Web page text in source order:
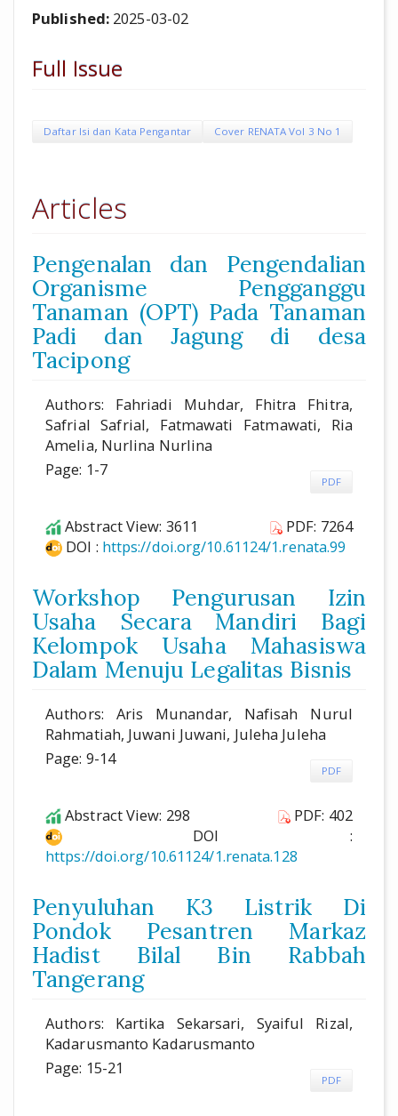
Published: 2025-03-02
Full Issue
Daftar Isi dan Kata Pengantar Cover RENATA Vol 3 No 1
Articles
Pengenalan dan Pengendalian
Organisme Pengganggu
Tanaman (OPT) Pada Tanaman
Padi dan Jagung di desa
Tacipong
Authors: Fahriadi Muhdar, Fhitra Fhitra,
Safrial Safrial, Fatmawati Fatmawati, Ria
Amelia, Nurlina Nurlina
Page: 1-7
PDF
Abstract View: 3611
PDF: 7264
DOI : https://doi.org/10.61124/1.renata.99
Workshop Pengurusan Izin
Usaha Secara Mandiri Bagi
Kelompok Usaha Mahasiswa
Dalam Menuju Legalitas Bisnis
Authors: Aris Munandar, Nafisah Nurul
Rahmatiah, Juwani Juwani, Juleha Juleha
Page: 9-14
PDF
Abstract View: 298
PDF: 402
DOI :
https://doi.org/10.61124/1.renata.128
Penyuluhan K3 Listrik Di
Pondok Pesantren Markaz
Hadist Bilal Bin Rabbah
Tangerang
Authors: Kartika Sekarsari, Syaiful Rizal,
Kadarusmanto Kadarusmanto
Page: 15-21
PDF